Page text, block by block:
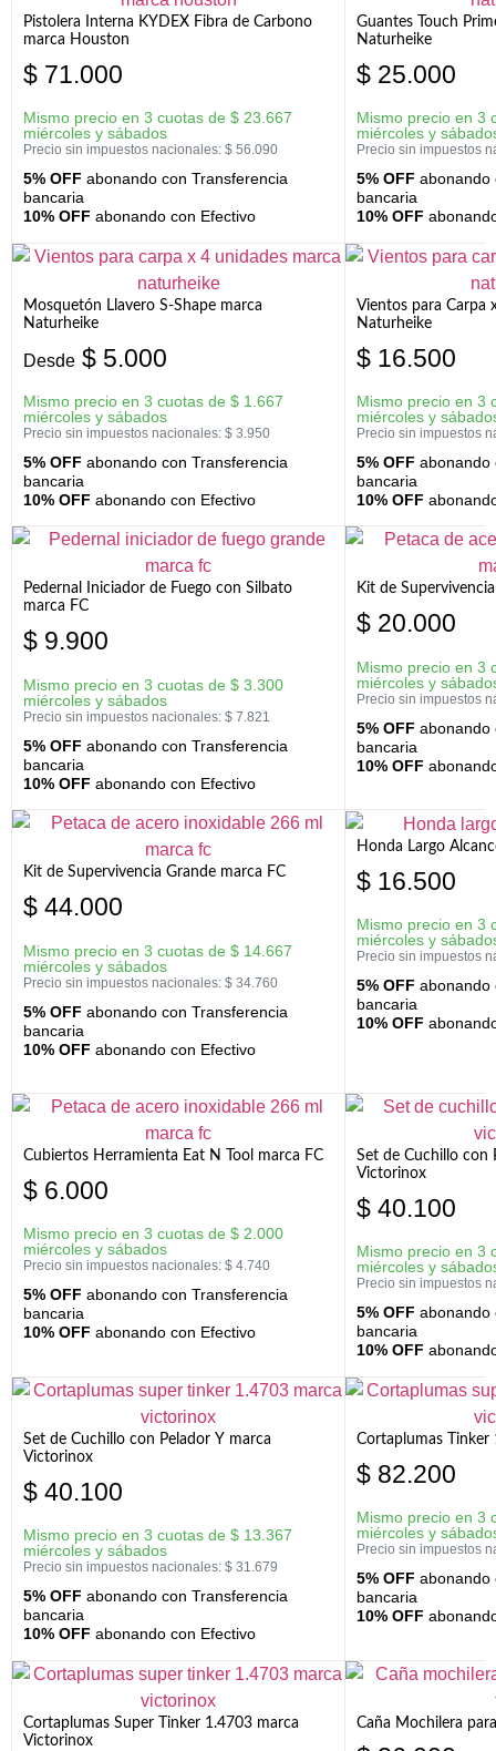
Pistolera Interna KYDEX Fibra de Carbono
marca Houston
$ 71.000
Mismo precio en 3 cuotas de $ 23.667
miércoles y sábados
Precio sin impuestos nacionales: $ 56.090
5% OFF abonando con Transferencia
bancaria
10% OFF abonando con Efectivo
Guantes Touch
Naturheike
$ 25.000
Mismo precio en 3
miércoles y
Precio sin impuestos
5% OFF abonando
bancaria
10% OFF
Mosquetón Llavero S-Shape marca
Naturheike
Desde $ 5.000
Mismo precio en 3 cuotas de $ 1.667
miércoles y sábados
Precio sin impuestos nacionales: $ 3.950
5% OFF abonando con Transferencia
bancaria
10% OFF abonando con Efectivo
Vientos para Carpa
Naturheike
$ 16.500
Mismo precio en 3
miércoles y
Precio sin impuestos
5% OFF abonando
bancaria
10% OFF
Pedernal Iniciador de Fuego con Silbato
marca FC
$ 9.900
Mismo precio en 3 cuotas de $ 3.300
miércoles y sábados
Precio sin impuestos nacionales: $ 7.821
5% OFF abonando con Transferencia
bancaria
10% OFF abonando con Efectivo
Kit de
$ 20.000
Mismo precio en 3
miércoles y
Precio sin impuestos
5% OFF abonando
bancaria
10% OFF
Kit de Supervivencia Grande marca FC
$ 44.000
Mismo precio en 3 cuotas de $ 14.667
miércoles y sábados
Precio sin impuestos nacionales: $ 34.760
5% OFF abonando con Transferencia
bancaria
10% OFF abonando con Efectivo
Honda Largo
$ 16.500
Mismo precio en 3
miércoles y
Precio sin impuestos
5% OFF abonando
bancaria
10% OFF
Cubiertos Herramienta Eat N Tool marca FC
$ 6.000
Mismo precio en 3 cuotas de $ 2.000
miércoles y sábados
Precio sin impuestos nacionales: $ 4.740
5% OFF abonando con Transferencia
bancaria
10% OFF abonando con Efectivo
Set de Cuchillo con
Victorinox
$ 40.100
Mismo precio en 3
miércoles y
Precio sin impuestos
5% OFF abonando
bancaria
10% OFF
Set de Cuchillo con Pelador Y marca
Victorinox
$ 40.100
Mismo precio en 3 cuotas de $ 13.367
miércoles y sábados
Precio sin impuestos nacionales: $ 31.679
5% OFF abonando con Transferencia
bancaria
10% OFF abonando con Efectivo
Cortaplumas
$ 82.200
Mismo precio en 3
miércoles y
Precio sin impuestos
5% OFF abonando
bancaria
10% OFF
Cortaplumas Super Tinker 1.4703 marca
Victorinox
Caña Mochilera